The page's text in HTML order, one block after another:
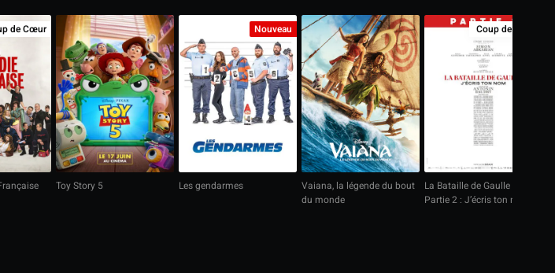
de Cœur
Toy Story 5 Les gendarmes
Nouveau
Vaiana, la légende du bout
du monde
La Bataille de Gaulle -
Partie 2 : J’écris ton nom
Coup de Cœur